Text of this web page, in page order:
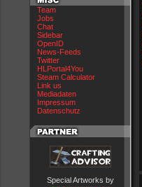
Team
Jobs
Chat
Sidebar
OpenID
News-Feeds
Twitter
HLPortal4You
Steam Calculator
Link us
Mediadaten
Impressum
Datenschutz
Special Artworks by